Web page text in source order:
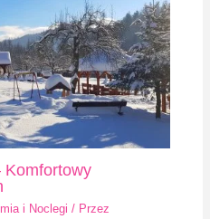
Komfortowy
i Noclegi / Przez